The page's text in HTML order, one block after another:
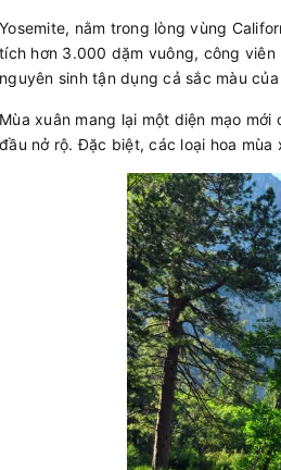
Yosemite, nằm trong lòng vùng
tích hơn 3.000 dặm vuông, công
nguyên sinh tận dụng cả sắc màu
Mùa xuân mang lại một diện mạo
đầu nở rộ. Đặc biệt, các loại hoa